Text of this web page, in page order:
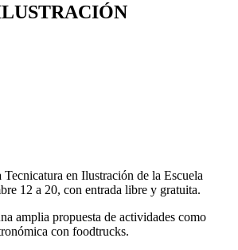
en Ilustración de la Escuela
12 a 20, con entrada libre y gratuita.
amplia propuesta de actividades como
con foodtrucks.